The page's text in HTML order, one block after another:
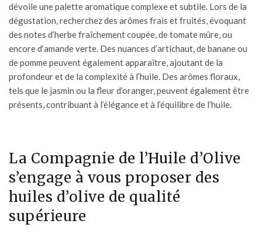
dévoile une palette aromatique complexe et subtile. Lors de la
dégustation, recherchez des arômes frais et fruités, évoquant
des notes d’herbe fraîchement coupée, de tomate mûre, ou
encore d’amande verte. Des nuances d’artichaut, de banane ou
de pomme peuvent également apparaître, ajoutant de la
profondeur et de la complexité à l’huile. Des arômes floraux,
tels que le jasmin ou la fleur d’oranger, peuvent également être
présents, contribuant à l’élégance et à l’équilibre de l’huile.
La Compagnie de l’Huile d’Olive
s’engage à vous proposer des
huiles d’olive de qualité
supérieure